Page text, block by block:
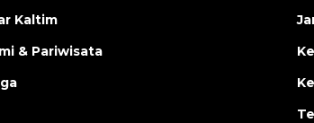
Kaltim
& Pariwisata